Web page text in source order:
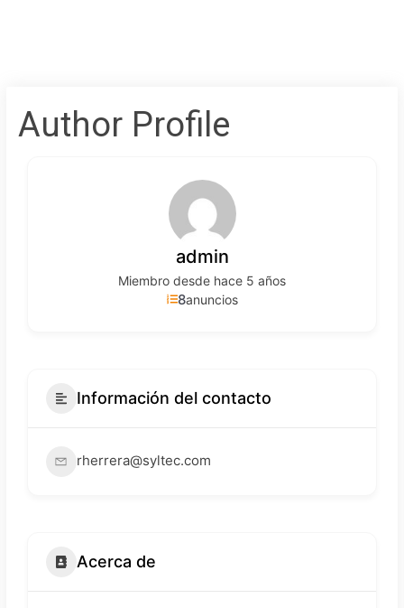
Author Profile
admin
Miembro desde hace 5 años
8anuncios
Información del contacto
rherrera@syltec.com
Acerca de